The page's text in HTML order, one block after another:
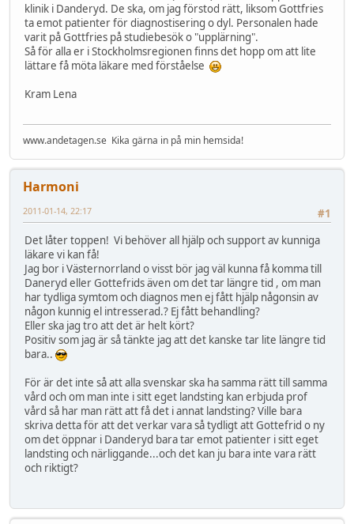
klinik i Danderyd. De ska, om jag förstod rätt, liksom Gottfries
ta emot patienter för diagnostisering o dyl. Personalen hade
varit på Gottfries på studiebesök o "upplärning".
Så för alla er i Stockholmsregionen finns det hopp om att lite
lättare få möta läkare med förståelse
Kram Lena
www.andetagen.se Kika gärna in på min hemsida!
Harmoni
#1
2011-01-14, 22:17
Det låter toppen! Vi behöver all hjälp och support av kunniga
läkare vi kan få!
Jag bor i Västernorrland o visst bör jag väl kunna få komma till
Daneryd eller Gottefrids även om det tar längre tid , om man
har tydliga symtom och diagnos men ej fått hjälp någonsin av
någon kunnig el intresserad.? Ej fått behandling?
Eller ska jag tro att det är helt kört?
Positiv som jag är så tänkte jag att det kanske tar lite längre tid
bara..
För är det inte så att alla svenskar ska ha samma rätt till samma
vård och om man inte i sitt eget landsting kan erbjuda prof
vård så har man rätt att få det i annat landsting? Ville bara
skriva detta för att det verkar vara så tydligt att Gottefrid o ny
om det öppnar i Danderyd bara tar emot patienter i sitt eget
landsting och närliggande...och det kan ju bara inte vara rätt
och riktigt?